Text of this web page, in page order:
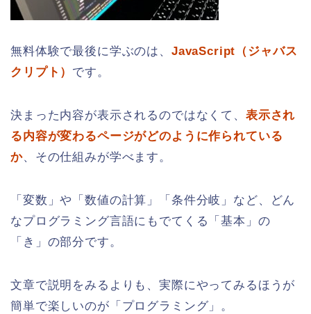
無料体験で最後に学ぶのは、 JavaScript（ジャバス
クリプト） です。
決まった内容が表示されるのではなくて、 表示され
る内容が変わるページがどのように作られている
か、その仕組みが学べます。
「変数」や「数値の計算」「条件分岐」など、どん
なプログラミング言語にもでてくる「基本」の
「き」の部分です。
文章で説明をみるよりも、実際にやってみるほうが
簡単で楽しいのが「プログラミング」。